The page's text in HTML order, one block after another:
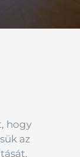
hogy
az